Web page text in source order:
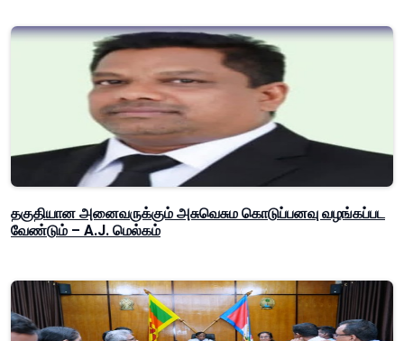
தகுதியான அனைவருக்கும் அசுவெசும கொடுப்பனவு வழங்கப்பட
வேண்டும் – A.J. மெல்கம்